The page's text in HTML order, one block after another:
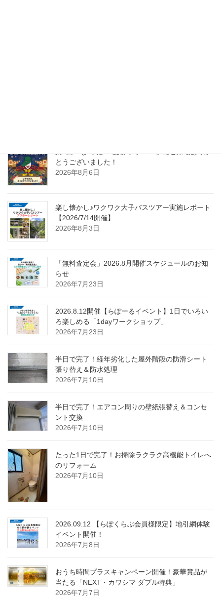
第4回「な”つだ”！夏まつり2026」にご来場ありが
とうございました！
2026年8月6日
楽し懐かし♪ワクワク大子バスツアー実施レポート
【2026/7/14開催】
2026年8月3日
「無料査定会」2026.8月開催スケジュールのお知
らせ
2026年7月23日
2026.8.12開催【らぽーるイベント】1日でいろい
ろ楽しめる「1dayワークショップ」
2026年7月23日
半日で完了！経年劣化した屋外階段の防滑シート
張り替え＆防水処理
2026年7月10日
半日で完了！エアコン周りの壁紙張替え＆コンセ
ント交換
2026年7月10日
たった1日で完了！お掃除ラクラク高機能トイレへ
のリフォーム
2026年7月10日
2026.09.12 【らぽくらぶ会員様限定】地引網体験
イベント開催！
2026年7月8日
おうち時間プラスキャンペーン開催！豪華賞品が
当たる「NEXT・カワシマ ダブル特典」
2026年7月7日